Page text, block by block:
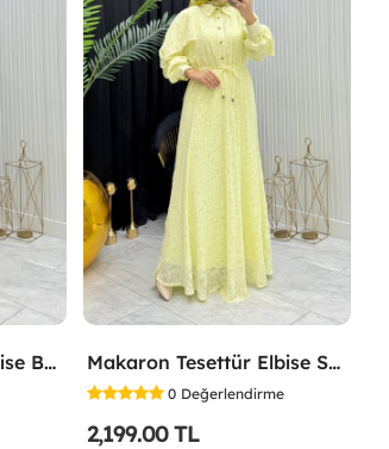
Makaron Tesettür Elbise Beyaz Beyaz Makaron Tesettür Elbise Sarı Sarı
0 Değerlendirme
2,199.00 TL